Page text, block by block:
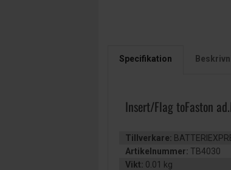
Specifikation
Insert/Flag toFaston
Tillverkare:
Artikelnummer: TB4030
Vikt: 0.01 kg